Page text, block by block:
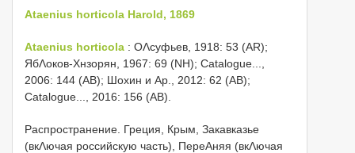
Ataenius horticola Harold, 1869
Ataenius horticola : ОΛсуфьев, 1918: 53 (AR);
ЯбΛоков-Хнзорян, 1967: 69 (NH); Catalogue...,
2006: 144 (AB); Шохин и Αр., 2012: 62 (AB);
Catalogue..., 2016: 156 (AB).
Распространение. Греция, Крым, Закавказье
(вкΛючая российскую часть), ПереΑняя (вкΛючая